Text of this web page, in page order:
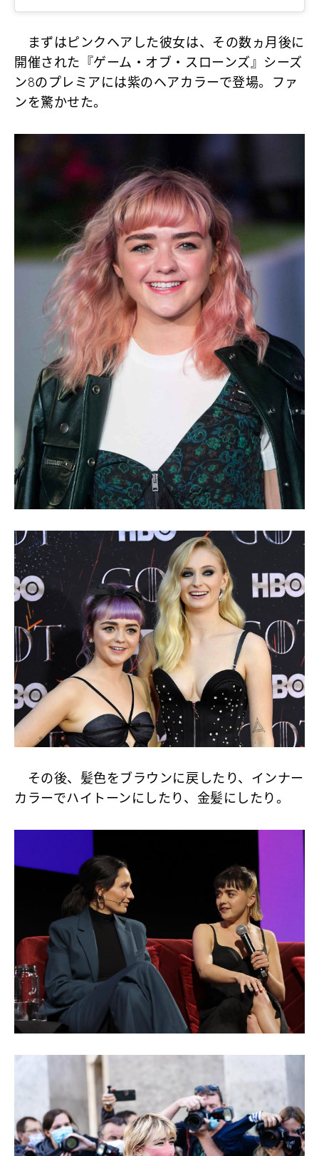
まずはピンクヘアした彼女は、その数ヵ月後に
開催された『ゲーム・オブ・スローンズ』シーズ
ン8のプレミアには紫のヘアカラーで登場。ファ
ンを驚かせた。
その後、髪色をブラウンに戻したり、インナー
カラーでハイトーンにしたり、金髪にしたり。